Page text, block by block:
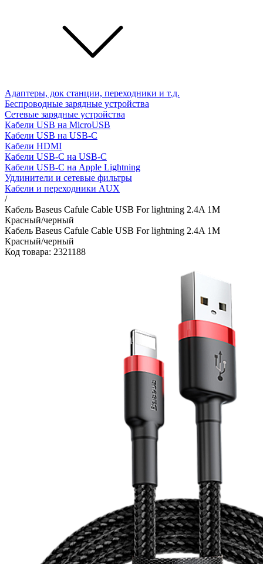
Адаптеры, док станции, переходники и т.д.
Беспроводные зарядные устройства
Сетевые зарядные устройства
Кабели USB на MicroUSB
Кабели USB на USB-C
Кабели HDMI
Кабели USB-C на USB-C
Кабели USB-C на Apple Lightning
Удлинители и сетевые фильтры
Кабели и переходники AUX
/
Кабель Baseus Cafule Cable USB For lightning 2.4A 1M
Красный/черный
Кабель Baseus Cafule Cable USB For lightning 2.4A 1M
Красный/черный
Код товара: 2321188